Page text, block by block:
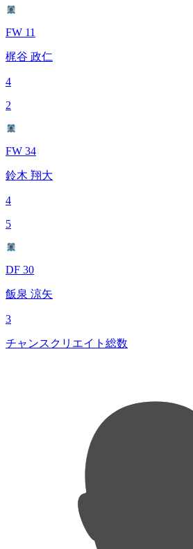
FW 11
梶谷 政仁
4
2
FW 34
鈴木 翔大
4
5
DF 30
飯泉 涼矢
3
チャンスクリエイト総数